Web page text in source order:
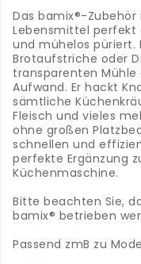
Das bamix®-
Lebensmittel perfekt
und mühelos püriert.
Brotaufstriche oder
transparenten
Aufwand. Er hackt
sämtliche
Fleisch und vieles
ohne großen
schnellen und
perfekte Ergänzung
Küchenmaschine.
Bitte beachten Sie,
bamix® betrieben
Passend zmB zu